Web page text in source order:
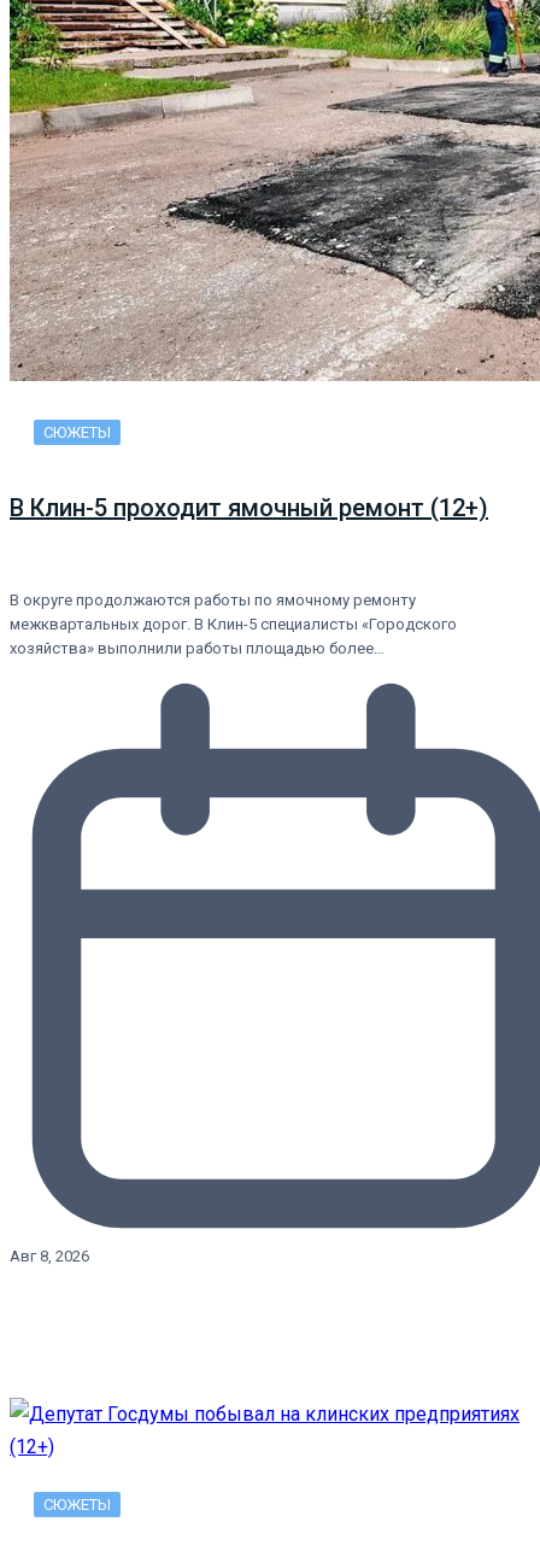
СЮЖЕТЫ
В Клин-5 проходит ямочный ремонт (12+)
В округе продолжаются работы по ямочному ремонту
межквартальных дорог. В Клин-5 специалисты «Городского
хозяйства» выполнили работы площадью более…
Авг 8, 2026
СЮЖЕТЫ